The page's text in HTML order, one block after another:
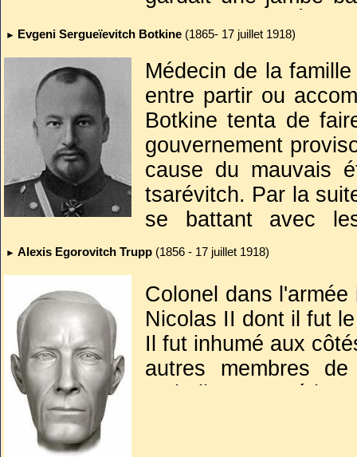
bien aux neufs corps
► Evgeni Sergueïevitch Botkine (1865- 17 juillet 1918)
► Alexis Egorovitch Trupp (1856 - 17 juillet 1918)
Colonel dans
Nicolas II dont il fut
Il fut inhumé aux
autres membres
catholique, on
Médecin de la
entre partir ou
Botkine tenta de
gouvernement
cause du mauvais
tsarévitch. Par la
se battant avec
reçoivent un
la présence de ses
retour pour
en un prochain exil
En 2000, après
spécial sortit son
déclenchant le
Assis sur sa chaise,
tomba sur le sol. À
et ne bougea plus.
encore, il le signala
reprises sa
en vie. Iourovski
droite.
de sa famille, mais
avec sa sœur
aussi à sa survie.